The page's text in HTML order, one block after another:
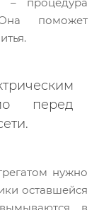
поможет
перед
нужно
оставшейся